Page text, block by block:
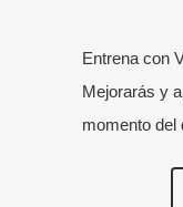
Entrena con
Mejorarás y
momento del